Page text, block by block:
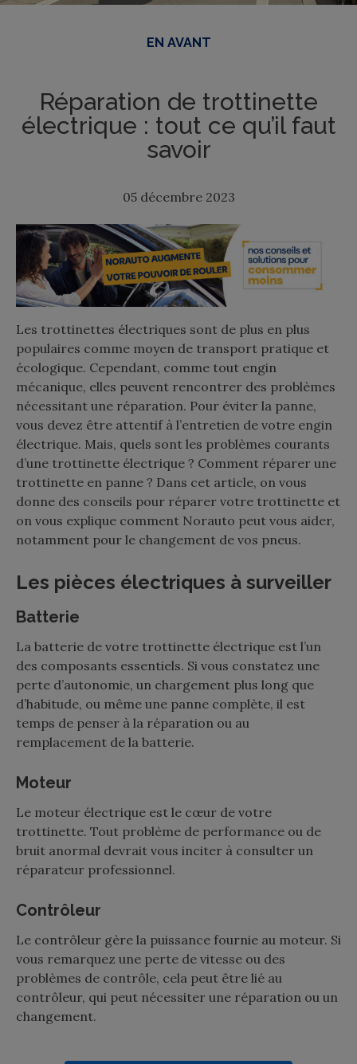
EN AVANT
Réparation de trottinette
électrique : tout ce qu’il faut
savoir
05 décembre 2023
Les trottinettes électriques sont de plus en plus
populaires comme moyen de transport pratique et
écologique. Cependant, comme tout engin
mécanique, elles peuvent rencontrer des problèmes
nécessitant une réparation. Pour éviter la panne,
vous devez être attentif à l’entretien de votre engin
électrique. Mais, quels sont les problèmes courants
d’une trottinette électrique ? Comment réparer une
trottinette en panne ? Dans cet article, on vous
donne des conseils pour réparer votre trottinette et
on vous explique comment Norauto peut vous aider,
notamment pour le changement de vos pneus.
Les pièces électriques à surveiller
Batterie
La batterie de votre trottinette électrique est l’un
des composants essentiels. Si vous constatez une
perte d’autonomie, un chargement plus long que
d’habitude, ou même une panne complète, il est
temps de penser à la réparation ou au
remplacement de la batterie.
Moteur
Le moteur électrique est le cœur de votre
trottinette. Tout problème de performance ou de
bruit anormal devrait vous inciter à consulter un
réparateur professionnel.
Contrôleur
Le contrôleur gère la puissance fournie au moteur. Si
vous remarquez une perte de vitesse ou des
problèmes de contrôle, cela peut être lié au
contrôleur, qui peut nécessiter une réparation ou un
changement.